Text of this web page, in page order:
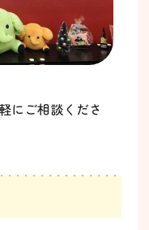
にご相談くださ